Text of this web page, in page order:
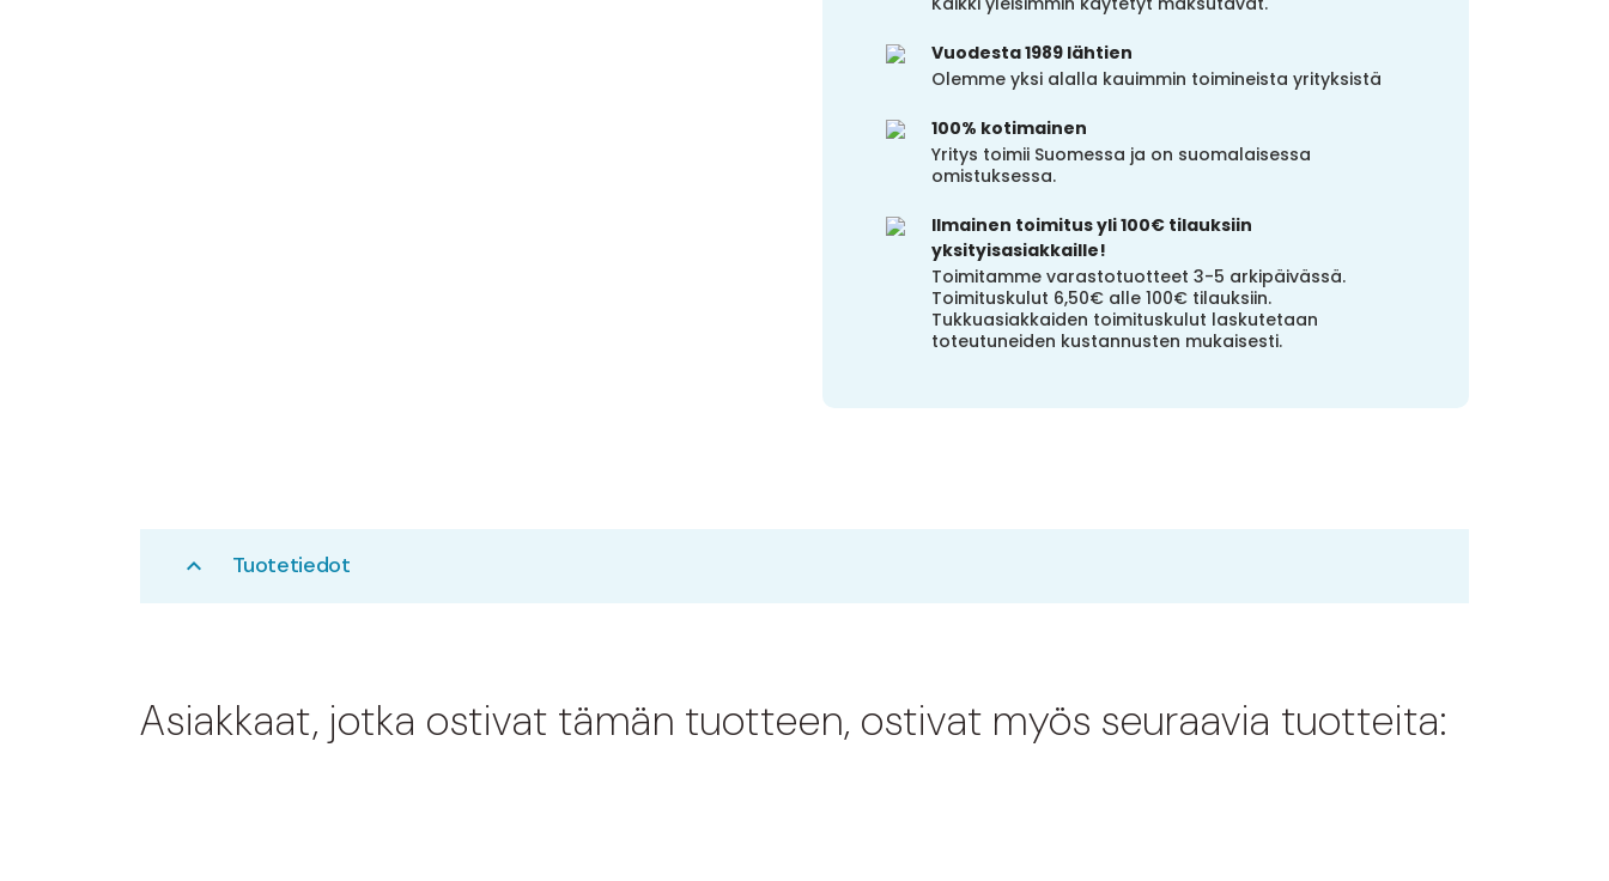
Vuodesta 1989 lähtien
Olemme yksi alalla kauimmin toimineista yrityksistä
100% kotimainen
Yritys toimii Suomessa ja on suomalaisessa
omistuksessa.
Ilmainen toimitus yli 100€ tilauksiin
yksityisasiakkaille!
Toimitamme varastotuotteet 3-5 arkipäivässä.
Toimituskulut 6,50€ alle 100€ tilauksiin.
Tukkuasiakkaiden toimituskulut laskutetaan
toteutuneiden kustannusten mukaisesti.
expand_less Tuotetiedot
Asiakkaat, jotka ostivat tämän tuotteen, ostivat myös seuraavia tuotteita: